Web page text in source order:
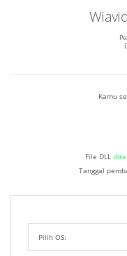
Kamu
File DLL
Tanggal